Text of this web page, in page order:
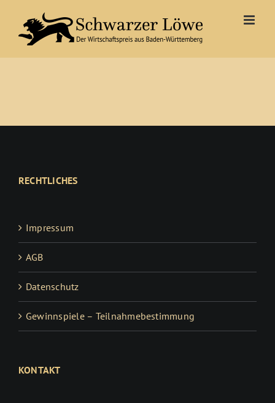
Inhalt
springen
RECHTLICHES
Impressum
AGB
Datenschutz
Gewinnspiele – Teilnahmebestimmung
KONTAKT